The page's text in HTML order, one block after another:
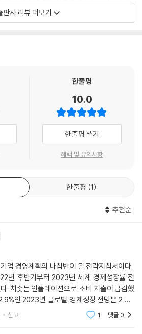
처럼 대세 상승하기는 어려운 환경이 됐다. 그
보이지 않고 교착 상태에 빠진 러시아-우크
전망치를 2.9%에서 2.7%로 0.2%포인트 내
낮춘데 이어 잇달아 하향조정했다. 전 세계
성장을 기록하는 등 위기 상황이 장기화한 데
-고환율 등 세계경제를 강타하고 있는 '3
운데 러시아-우크라이나 전황 악화, 미중 갈등
과다.
국가에 대한 전망도 좋지 못하다. IMF는 202
운데 미국만 1%로 그대로 유지했을 뿐 나머
향조정했다. 유럽경제를 이끄는 독일(-0.
성장을 예고했다. 유로존 전망치도 1.2%에
에 큰 타격을 줄 것으로 내다본 것이다. 한국
확산 중이다. IMF는 한국에 대해서도 종전 2.
향 조정했다. 이는 우리 정부 전망치(2.5%)
이나 경제협력개발기구(OECD)
도 낮은 수치다.
플랜'(비상경영) 모드에 돌입했다. SK하이
익이 전년 동기 대비 60% 급감하자 "전례 없
판사 리뷰 더보기
한줄평
10.0
한줄평 쓰기
혜택 및 유의사항
한줄평 1
추천순
업 경영계획의 나침반이 될 전략지침서이다.
년 후반기부터 2023년 세계 경제성장률 전
감했
인 2023년 글로벌 경제성장 전망은 2.7%
레이션이 개인의 지출 능
신고 1 댓글0